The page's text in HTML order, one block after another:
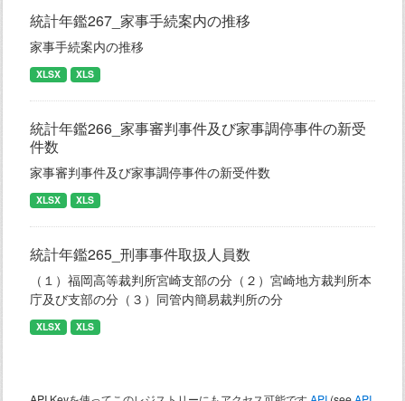
統計年鑑267_家事手続案内の推移
家事手続案内の推移
XLSX XLS
統計年鑑266_家事審判事件及び家事調停事件の新受
件数
家事審判事件及び家事調停事件の新受件数
XLSX XLS
統計年鑑265_刑事事件取扱人員数
（１）福岡高等裁判所宮崎支部の分（２）宮崎地方裁判所本
庁及び支部の分（３）同管内簡易裁判所の分
XLSX XLS